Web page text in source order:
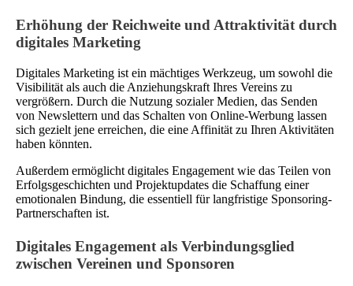
Erhöhung der Reichweite und Attraktivität durch
digitales Marketing
Digitales Marketing ist ein mächtiges Werkzeug, um sowohl die
Visibilität als auch die Anziehungskraft Ihres Vereins zu
vergrößern. Durch die Nutzung sozialer Medien, das Senden
von Newslettern und das Schalten von Online-Werbung lassen
sich gezielt jene erreichen, die eine Affinität zu Ihren Aktivitäten
haben könnten.
Außerdem ermöglicht digitales Engagement wie das Teilen von
Erfolgsgeschichten und Projektupdates die Schaffung einer
emotionalen Bindung, die essentiell für langfristige Sponsoring-
Partnerschaften ist.
Digitales Engagement als Verbindungsglied
zwischen Vereinen und Sponsoren